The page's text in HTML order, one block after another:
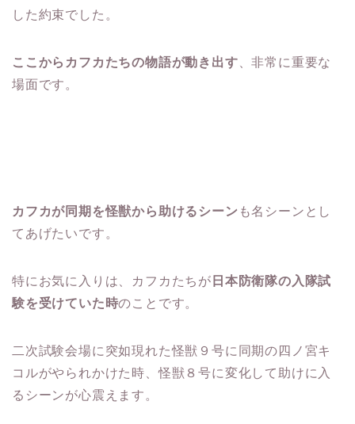
した約束でした。
ここからカフカたちの物語が動き出す 、非常に重要な
場面です。
カフカが同期を怪獣から助けるシーン も名シーンとし
てあげたいです。
特にお気に入りは、カフカたちが 日本防衛隊の入隊試
験を受けていた時のことです。
二次試験会場に突如現れた怪獣９号に同期の四ノ宮キ
コルがやられかけた時、怪獣８号に変化して助けに入
るシーンが心震えます。